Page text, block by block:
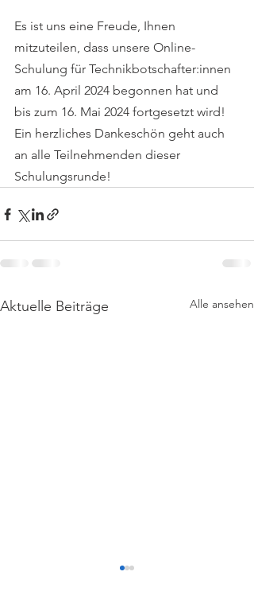
Es ist uns eine Freude, Ihnen
mitzuteilen, dass unsere Online-
Schulung für Technikbotschafter:innen
am 16. April 2024 begonnen hat und
bis zum 16. Mai 2024 fortgesetzt wird!
Ein herzliches Dankeschön geht auch
an alle Teilnehmenden dieser
Schulungsrunde!
Aktuelle Beiträge Alle ansehen